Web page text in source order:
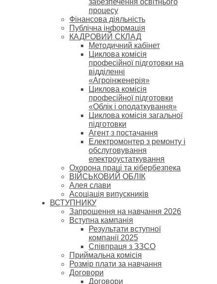
забезпечення освітнього
процесу
Фінансова діяльність
Публічна інформація
КАДРОВИЙ СКЛАД
Методичний кабінет
Циклова комісія
професійної підготовки на
відділенні
«Агроінженерія»
Циклова комісія
професійної підготовки
«Облік і оподаткування»
Циклова комісія загальної
підготовки
Агент з постачання
Електромонтер з ремонту і
обслуговування
електроустаткування
Охорона праці та кібербезпека
ВІЙСЬКОВИЙ ОБЛІК
Алея слави
Асоціація випускників
ВСТУПНИКУ
Запрошення на навчання 2026
Вступна кампанія
Результати вступної
компанії 2025
Співпраця з ЗЗСО
Приймальна комісія
Розмір плати за навчання
Договори
Договори